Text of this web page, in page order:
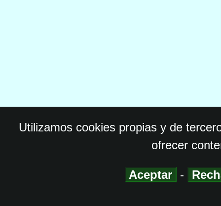
Utilizamos cookies propias y de
ofrecer
Aceptar -